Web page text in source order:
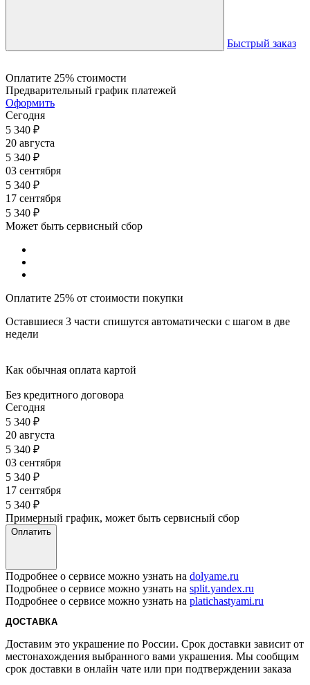
Быстрый заказ
Оплатите 25% стоимости
Предварительный график платежей
Оформить
Сегодня
5 340 ₽
20 августа
5 340 ₽
03 сентября
5 340 ₽
17 сентября
5 340 ₽
Может быть сервисный сбор
Оплатите 25% от стоимости покупки
Оставшиеся 3 части спишутся автоматически с шагом в две
недели
Как обычная оплата картой
Без кредитного договора
Сегодня
5 340 ₽
20 августа
5 340 ₽
03 сентября
5 340 ₽
17 сентября
5 340 ₽
Примерный график, может быть сервисный сбор
Оплатить
Подробнее о сервисе можно узнать на dolyame.ru
Подробнее о сервисе можно узнать на split.yandex.ru
Подробнее о сервисе можно узнать на platichastyami.ru
ДОСТАВКА
Доставим это украшение по России. Срок доставки зависит от
местонахождения выбранного вами украшения. Мы сообщим
срок доставки в онлайн чате или при подтверждении заказа